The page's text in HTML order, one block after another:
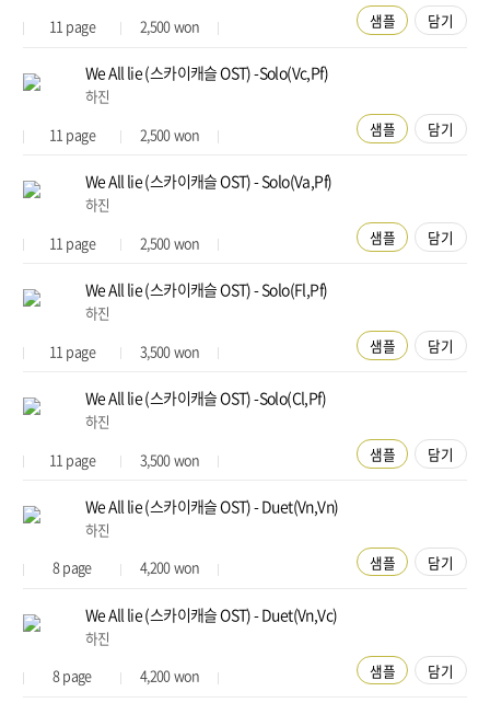
11 page 2,500won 샘플 담기
We All lie (스카이캐슬 OST) -Solo(Vc,Pf)
하진
11 page 2,500won 샘플 담기
We All lie (스카이캐슬 OST) - Solo(Va,Pf)
하진
11 page 2,500won 샘플 담기
We All lie (스카이캐슬 OST) - Solo(Fl,Pf)
하진
11 page 3,500won 샘플 담기
We All lie (스카이캐슬 OST) -Solo(Cl,Pf)
하진
11 page 3,500won 샘플 담기
We All lie (스카이캐슬 OST) - Duet(Vn,Vn)
하진
8page 4,200won 샘플 담기
We All lie (스카이캐슬 OST) - Duet(Vn,Vc)
하진
8page 4,200won 샘플 담기